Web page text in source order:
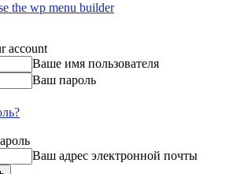
the wp menu builder
account
Ваше имя пользователя
Ваш пароль
Ваш адрес электронной почты